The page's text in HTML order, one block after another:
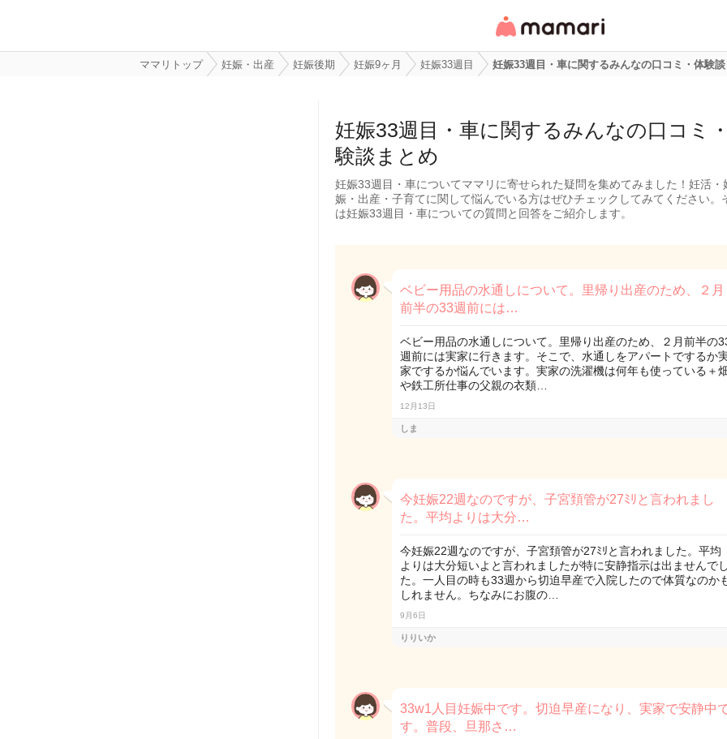
リ・情報サイト
ママリトップ 妊娠・出産 妊娠後期 妊娠9ヶ月 妊娠33週目 妊娠33週目・車に関するみんなの口コミ・体験
妊娠33週目・車に関するみんなの口コミ
験談まとめ
妊娠33週目・車についてママリに寄せられた疑問を集めてみました！妊活・
娠・出産・子育てに関して悩んでいる方はぜひチェックしてみてください。
は妊娠33週目・車についての質問と回答をご紹介します。
ベビー用品の水通しについて。里帰り出産のため、２月
前半の33週前には…
ベビー用品の水通しについて。里帰り出産のため、２月前半の
週前には実家に行きます。そこで、水通しをアパートでするか
家でするか悩んでいます。実家の洗濯機は何年も使っている＋
や鉄工所仕事の父親の衣類…
12月13日
しま
今妊娠22週なのですが、子宮頚管が27ﾐﾘと言われまし
た。平均よりは大分…
今妊娠22週なのですが、子宮頚管が27ﾐﾘと言われました。平均
よりは大分短いよと言われましたが特に安静指示は出ませんで
た。一人目の時も33週から切迫早産で入院したので体質なのか
しれません。ちなみにお腹の…
9月6日
りりいか
33w1人目妊娠中です。切迫早産になり、実家で安静中
す。普段、旦那さ…